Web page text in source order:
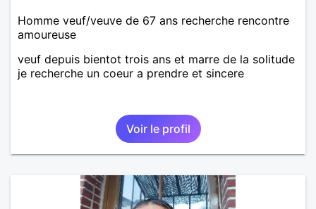
Homme veuf/veuve de 67 ans recherche rencontre
amoureuse
veuf depuis bientot trois ans et marre de la solitude
je recherche un coeur a prendre et sincere
Voir le profil